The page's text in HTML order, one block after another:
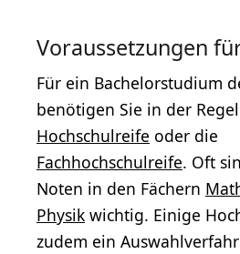
Voraussetzungen
Für ein Bachelorstudium
benötigen Sie in der
Hochschulreife oder die
Fachhochschulreife. Oft
Noten in den Fächern
Physik wichtig. Einige
zudem ein